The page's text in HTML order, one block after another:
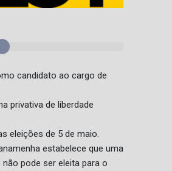
candidato ao cargo de
privativa de liberdade
eleições de 5 de maio.
estabelece que uma
pode ser eleita para o